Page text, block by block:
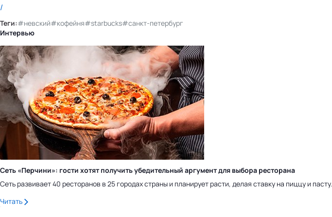
/
Теги:#невский#кофейня#starbucks#санкт-петербург
Интервью
Сеть «Перчини»: гости хотят получить убедительный аргумент для выбора ресторана
Сеть развивает 40 ресторанов в 25 городах страны и планирует расти, делая ставку на пиццу и пасту.
Читать